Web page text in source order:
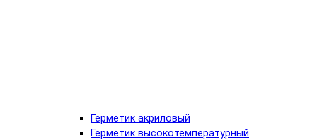
Герметик акриловый
Герметик высокотемпературный